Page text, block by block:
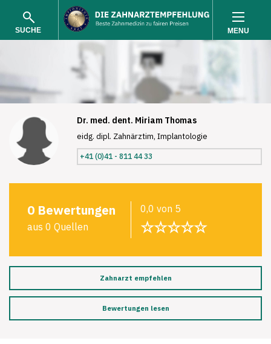
SUCHE
SUCHEN
MENU
Dr. med. dent. Miriam Thomas
eidg. dipl. Zahnärztim, Implantologie
+41 (0)41 - 811 44 33
0 Bewertungen
aus 0 Quellen
0,0 von 5
☆☆☆☆☆
Zahnarzt empfehlen
Bewertungen lesen